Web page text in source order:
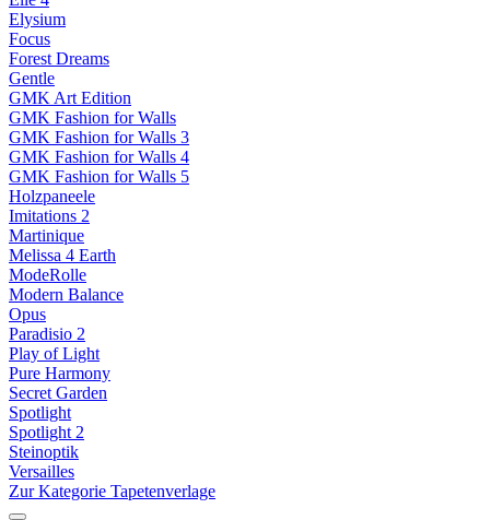
Elysium
Focus
Forest Dreams
Gentle
GMK Art Edition
GMK Fashion for Walls
GMK Fashion for Walls 3
GMK Fashion for Walls 4
GMK Fashion for Walls 5
Holzpaneele
Imitations 2
Martinique
Melissa 4 Earth
ModeRolle
Modern Balance
Opus
Paradisio 2
Play of Light
Pure Harmony
Secret Garden
Spotlight
Spotlight 2
Steinoptik
Versailles
Zur Kategorie Tapetenverlage